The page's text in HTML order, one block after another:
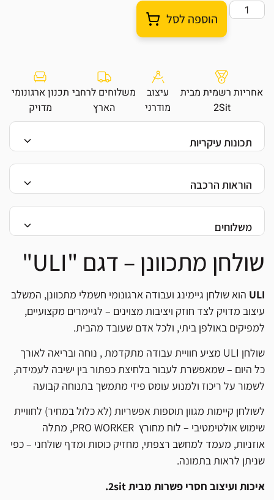
הוספה לסל
אחריות רשמית מבית
2Sit
עיצוב
מודרני
משלוחים לרחבי
הארץ
תכנון ארגונומי
מדויק
תכונות עיקריות
מנועיחיד עוצמתי עם מהירות הרמה של25 מ"מ לשנייה
פעולה שקטה במיוחד –≤ 48 dB
פאנל שליטה
חכם עם 5 כפתורים – עלייה, ירידה, פונקציית H.S.M
מבנה רגליים מלבני דו-שלבי לתנועה חלקה ויציבה
בסיס מתכת במגוון צבעים
פלטה איכותית בגודל120×60 ס"מ
, עובי 18 מ"מ
עומק רגליות - 60 ס"מ
תקנים בינלאומיים : CE (MD+LVD+EMC), RoHS, REACH
הוראות הרכבה
להורדת ההוראות הרכבה לחצו על הקישור:
ULI הוראות הרכבה
משלוחים
אפשרות לאיסוף עצמי (אשקלון או בני ברק)
יכולים להשתנות בהתאם למיקום השילוח)
*מדיניות משלוחים מלאה ניתן לראות בתקנון האתר
שולחן מתכוונן – דגם "ULI"
ULIהוא שולחן גיימינג ועבודה ארגונומי חשמלי מתכוונן, המשלב
עיצוב מדויק לצד חוזק ויציבות מצוינים – לגיימרים מקצועיים,
למפיקים באולפן ביתי, ולכל אדם שעובד מהבית.
שולחן ULI מציע חוויית עבודה מתקדמת , נוחה ובריאה לאורך
כל היום – שמאפשרת לעבור בלחיצת כפתור בין ישיבה לעמידה,
לשמור על ריכוז ולמנוע עומס פיזי מתמשך בתנוחה קבועה
לשולחן קיימות מגוון תוספות אפשריות (לא כלול במחיר) לחוויית
שימוש אולטימטיבי – לוח מחורץ PRO WORKER, מתלה
אוזניות, מעמד למחשב רצפתי, מחזיק כוסות ומדף שולחני – כפי
שניתן לראות בתמונה.
איכות ועיצוב חסרי פשרות מבית 2sit.